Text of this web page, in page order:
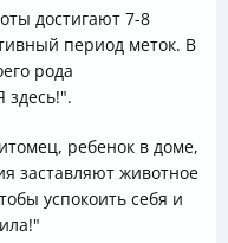
достигают 7-8
период меток. В
рода
здесь!".
ребенок в доме,
заставляют животное
успокоить себя и